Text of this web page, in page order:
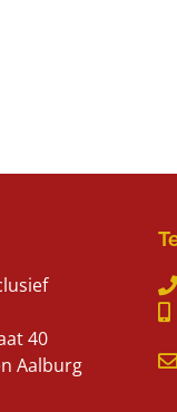
40
Aalburg